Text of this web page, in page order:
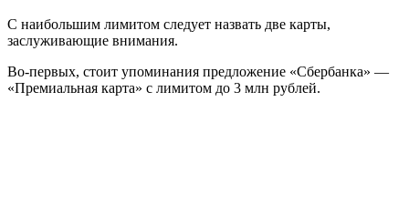
С наибольшим лимитом следует назвать две карты,
заслуживающие внимания.
Во-первых, стоит упоминания предложение «Сбербанка» —
«Премиальная карта» с лимитом до 3 млн рублей.